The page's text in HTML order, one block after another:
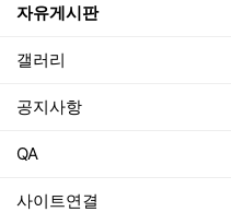
자유게시판
갤러리
공지사항
QA
사이트연결